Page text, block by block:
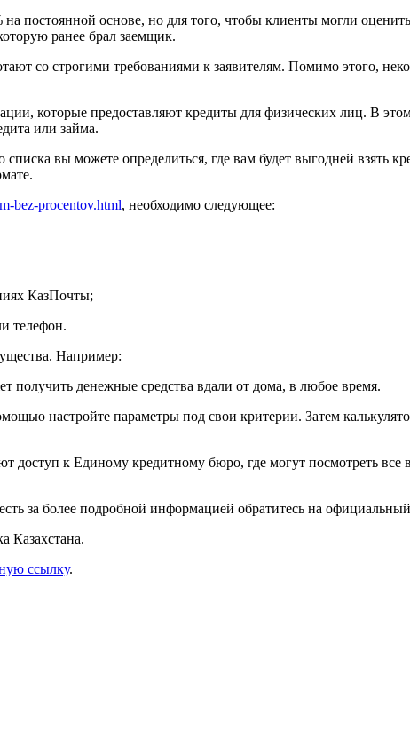
основе, но для того, чтобы клиенты могли
ранее брал заемщик.
со строгими требованиями к заявителям. Помимо этого,
которые предоставляют кредиты для физических лиц. В
или займа.
вы можете определиться, где вам будет выгодней взять
bez-procentov.html, необходимо следующее:
КазПочты;
телефон.
Например:
денежные средства вдали от дома, в любое время.
настройте параметры под свои критерии. Затем
к Единому кредитному бюро, где могут посмотреть все
за более подробной информацией обратитесь на
Казахстана.
ссылку.